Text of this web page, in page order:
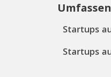
Startups
Startups